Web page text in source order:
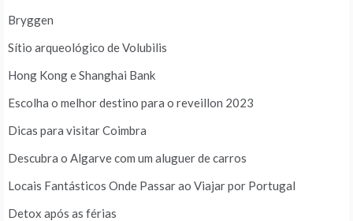
Bryggen
Sítio arqueológico de Volubilis
Hong Kong e Shanghai Bank
Escolha o melhor destino para o reveillon 2023
Dicas para visitar Coimbra
Descubra o Algarve com um aluguer de carros
Locais Fantásticos Onde Passar ao Viajar por Portugal
Detox após as férias